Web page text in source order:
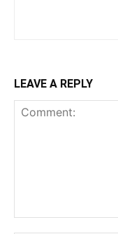
LEAVE A REPLY